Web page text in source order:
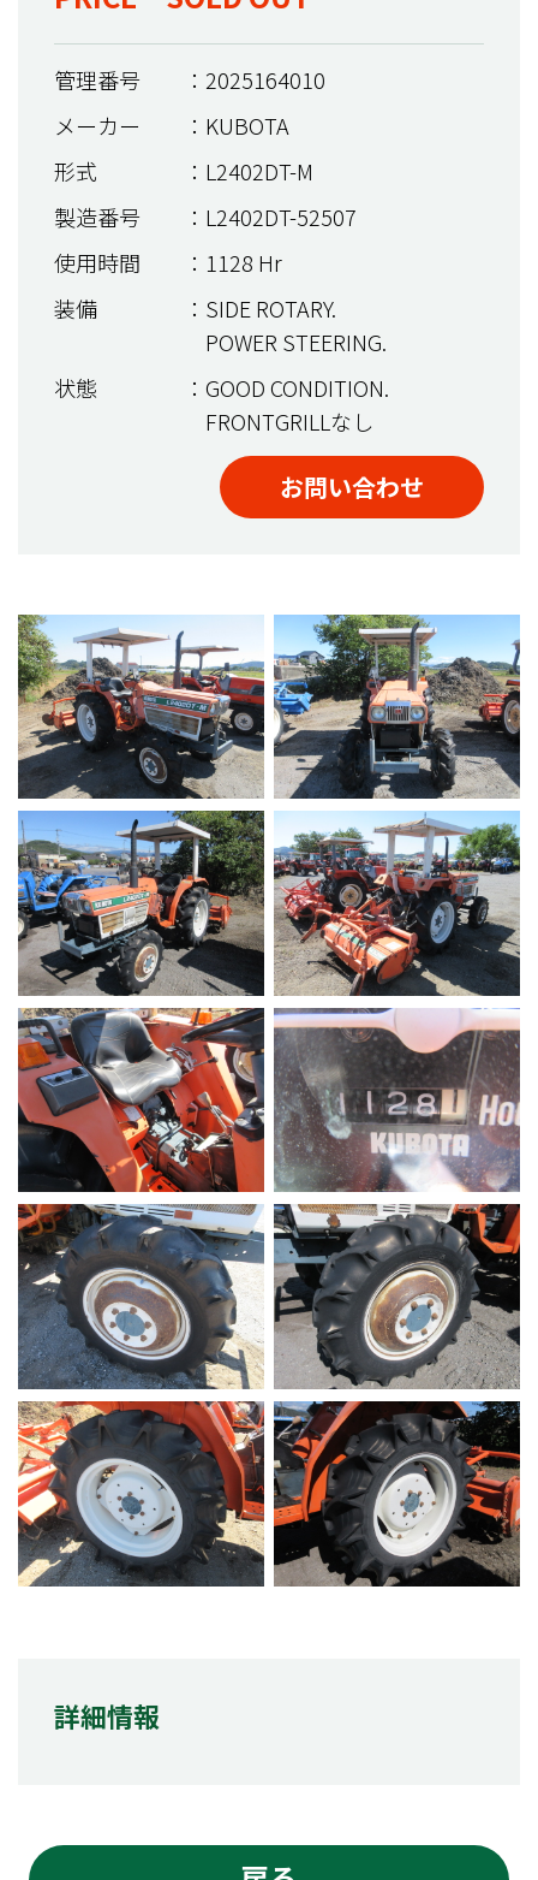
管理番号
：2025164010
メーカー
：KUBOTA
形式
：L2402DT-M
製造番号
：L2402DT-52507
使用時間
：1128 Hr
装備
：SIDE ROTARY.
POWER STEERING.
状態
：GOOD CONDITION.
FRONTGRILLなし
お問い合わせ
詳細情報